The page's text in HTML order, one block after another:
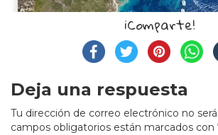
¡Comparte!
Deja una respuesta
Tu dirección de correo electrónico no
campos obligatorios están marcados con